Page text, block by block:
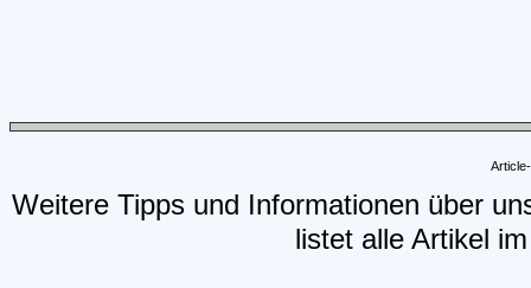
Weitere Tipps und Informationen über
listet alle Artikel